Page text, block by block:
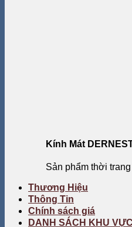
Kính Mát
Sản phẩm thời
Thương Hiệu
Thông Tin
Chính sách giá
DANH SÁCH KHU